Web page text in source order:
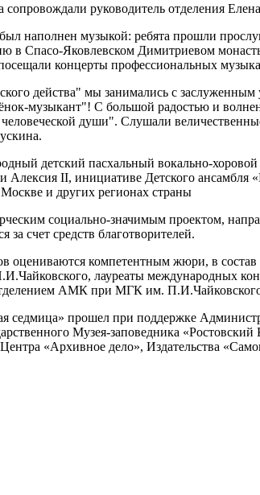
сопровождали руководитель отделения
наполнен музыкой: ребята прошли
в Спасо-Яковлевском Димитриевом
концерты профессиональных
действа" мы занимались с
музыкант"! С большой радостью и
души". Слушали
детский пасхальный вокально-
Алексия II, инициативе Детского
и других регионах страны
социально-значимым проектом,
за счет средств благотворителей.
оцениваются компетентным жюри, в состав
лауреаты международных
АМК при МГК им.
седмица» прошел при поддержке
Музея-заповедника
«Архивное дело», Издательства